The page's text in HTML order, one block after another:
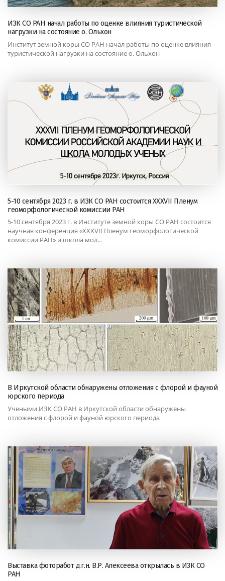
ИЗК СО РАН начал работы по оценке влияния туристической
нагрузки на состояние о. Ольхон
Институт земной коры СО РАН начал работы по оценке влияния
туристической нагрузки на состояние о. Ольхон
5-10 сентября 2023 г. в ИЗК СО РАН состоится XXXVII Пленум
геоморфологической комиссии РАН
5-10 сентября 2023 г. в Институте земной коры СО РАН состоится
научная конференция «XXXVII Пленум геоморфологической
комиссии РАН» и школа мол...
В Иркутской области обнаружены отложения с флорой и фауной
юрского периода
Учеными ИЗК СО РАН в Иркутской области обнаружены
отложения с флорой и фауной юрского периода
Выставка фоторабот д.г.н. В.Р. Алексеева открылась в ИЗК СО
РАН